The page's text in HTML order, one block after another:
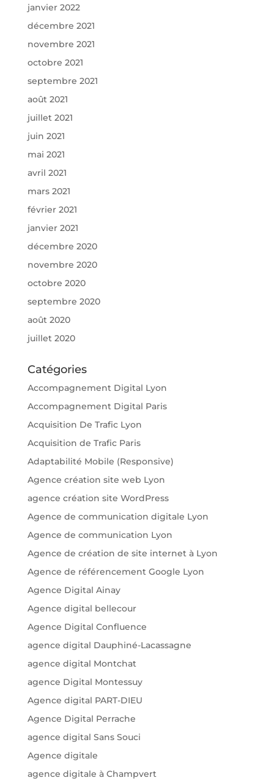
janvier 2022
décembre 2021
novembre 2021
octobre 2021
septembre 2021
août 2021
juillet 2021
juin 2021
mai 2021
avril 2021
mars 2021
février 2021
janvier 2021
décembre 2020
novembre 2020
octobre 2020
septembre 2020
août 2020
juillet 2020
Catégories
Accompagnement Digital Lyon
Accompagnement Digital Paris
Acquisition De Trafic Lyon
Acquisition de Trafic Paris
Adaptabilité Mobile (Responsive)
Agence création site web Lyon
agence création site WordPress
Agence de communication digitale Lyon
Agence de communication Lyon
Agence de création de site internet à Lyon
Agence de référencement Google Lyon
Agence Digital Ainay
Agence digital bellecour
Agence Digital Confluence
agence digital Dauphiné-Lacassagne
agence digital Montchat
agence Digital Montessuy
Agence digital PART-DIEU
Agence Digital Perrache
agence digital Sans Souci
Agence digitale
agence digitale à Champvert